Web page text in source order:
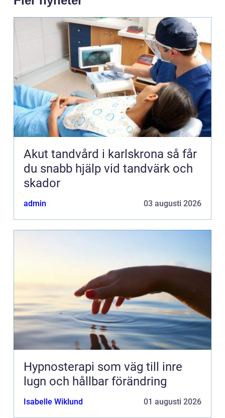
Akut tandvård i karlskrona så får
du snabb hjälp vid tandvärk och
skador
admin 03 augusti 2026
Hypnosterapi som väg till inre
lugn och hållbar förändring
Isabelle Wiklund 01 augusti 2026